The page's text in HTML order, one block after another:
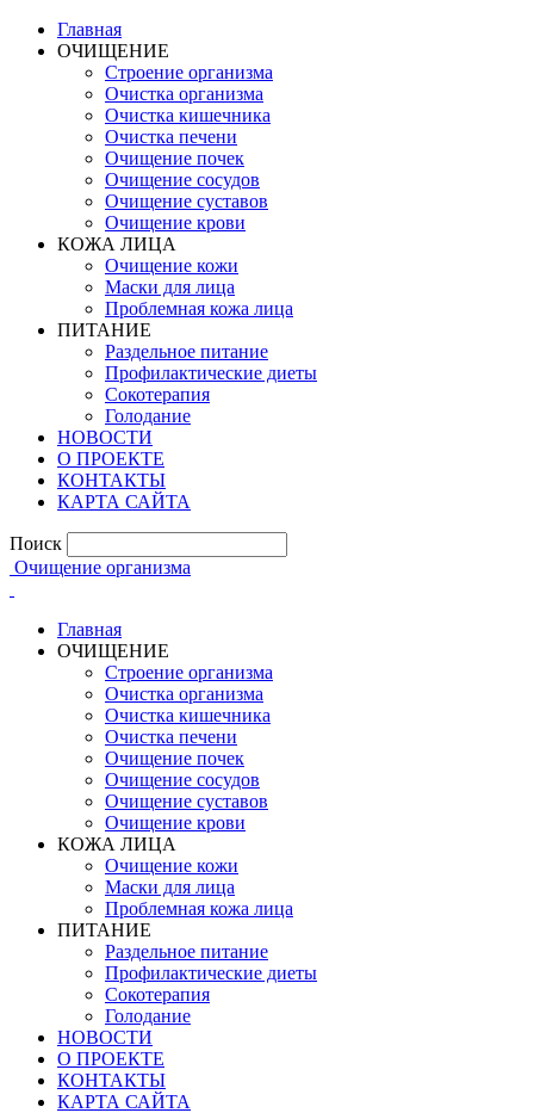
Главная
ОЧИЩЕНИЕ
Строение организма
Очистка организма
Очистка кишечника
Очистка печени
Очищение почек
Очищение сосудов
Очищение суставов
Очищение крови
КОЖА ЛИЦА
Очищение кожи
Маски для лица
Проблемная кожа лица
ПИТАНИЕ
Раздельное питание
Профилактические диеты
Сокотерапия
Голодание
НОВОСТИ
О ПРОЕКТЕ
КОНТАКТЫ
КАРТА САЙТА
Поиск
Очищение организма
Главная
ОЧИЩЕНИЕ
Строение организма
Очистка организма
Очистка кишечника
Очистка печени
Очищение почек
Очищение сосудов
Очищение суставов
Очищение крови
КОЖА ЛИЦА
Очищение кожи
Маски для лица
Проблемная кожа лица
ПИТАНИЕ
Раздельное питание
Профилактические диеты
Сокотерапия
Голодание
НОВОСТИ
О ПРОЕКТЕ
КОНТАКТЫ
КАРТА САЙТА